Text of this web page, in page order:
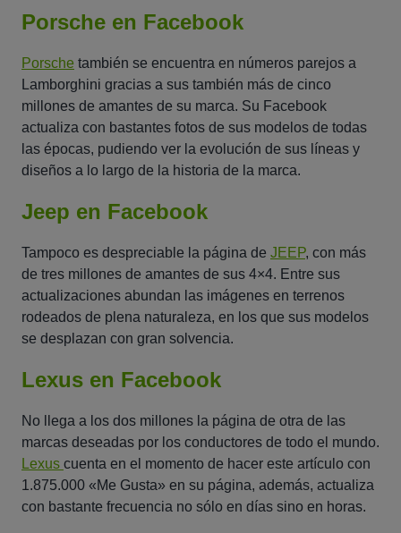
Porsche en Facebook
Porsche también se encuentra en números parejos a
Lamborghini gracias a sus también más de cinco
millones de amantes de su marca. Su Facebook
actualiza con bastantes fotos de sus modelos de todas
las épocas, pudiendo ver la evolución de sus líneas y
diseños a lo largo de la historia de la marca.
Jeep en Facebook
Tampoco es despreciable la página de JEEP, con más
de tres millones de amantes de sus 4×4. Entre sus
actualizaciones abundan las imágenes en terrenos
rodeados de plena naturaleza, en los que sus modelos
se desplazan con gran solvencia.
Lexus en Facebook
No llega a los dos millones la página de otra de las
marcas deseadas por los conductores de todo el mundo.
Lexus cuenta en el momento de hacer este artículo con
1.875.000 «Me Gusta» en su página, además, actualiza
con bastante frecuencia no sólo en días sino en horas.